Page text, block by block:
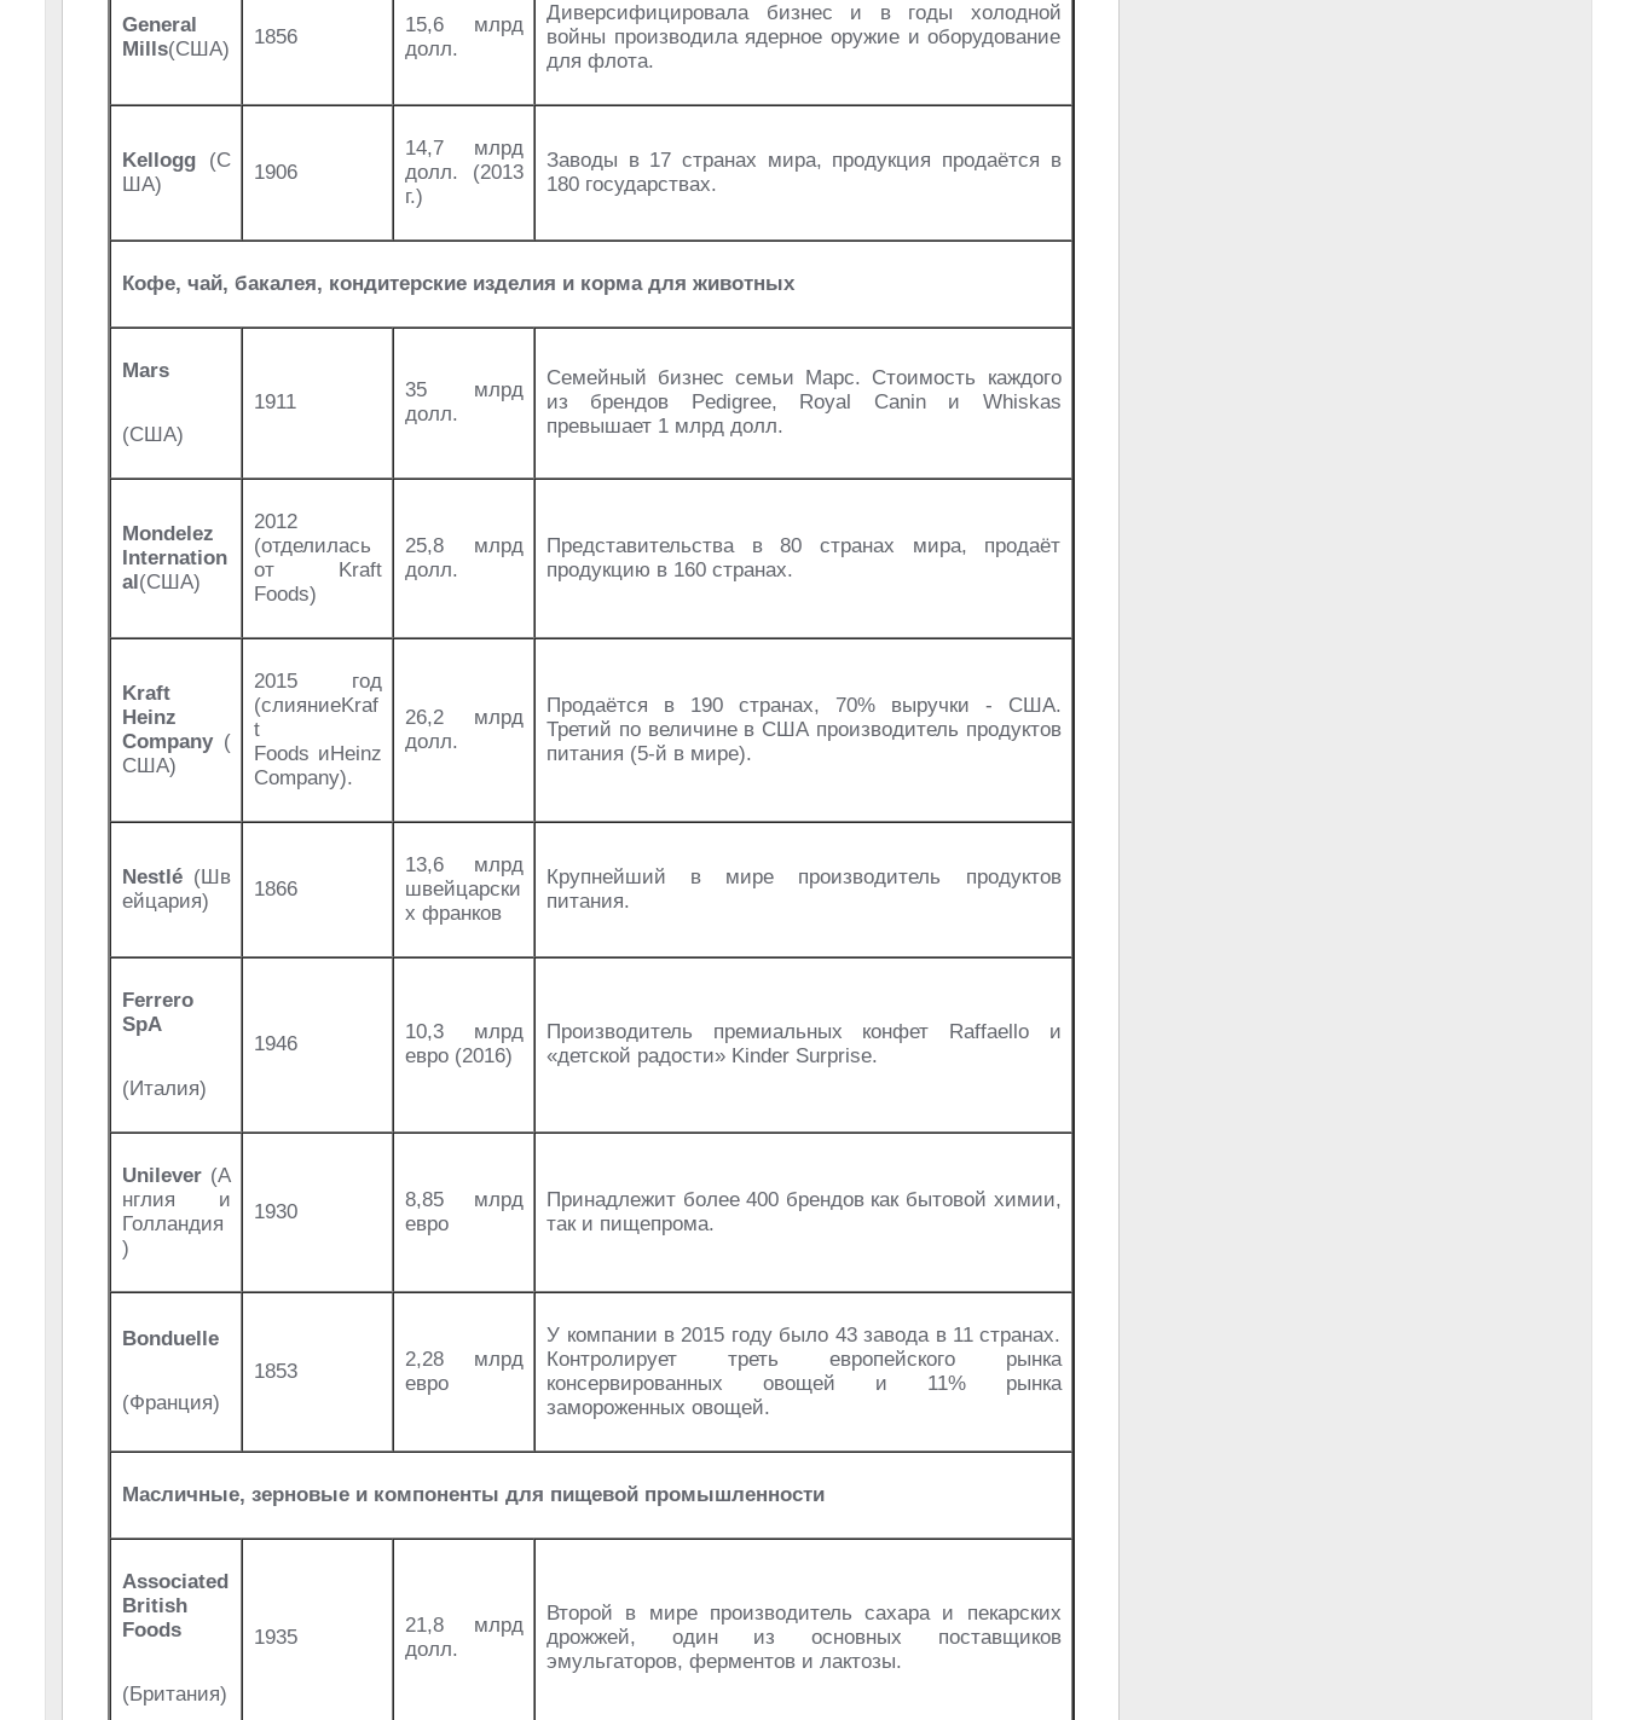
General
Mills(США)
1856
15,6 млрд
долл.
Диверсифицировала бизнес и в годы холодной
войны производила ядерное оружие и оборудование
для флота.
Kellogg (С
ША)
1906
14,7 млрд
долл. (2013
г.)
Заводы в 17 странах мира, продукция продаётся в
180 государствах.
Кофе, чай, бакалея, кондитерские изделия и корма для животных
Mars
(США)
1911
35 млрд
долл.
Семейный бизнес семьи Марс. Стоимость каждого
из брендов Pedigree, Royal Canin и Whiskas
превышает 1 млрд долл.
Mondelez
Internation
al(США)
2012
(отделилась
от Kraft
Foods)
25,8 млрд
долл.
Представительства в 80 странах мира, продаёт
продукцию в 160 странах.
Kraft
Heinz
Company(
США)
2015 год
(слияниеKraf
t
Foods иHeinz
Company).
26,2 млрд
долл.
Продаётся в 190 странах, 70% выручки - США.
Третий по величине в США производитель продуктов
питания (5-й в мире).
Nestlé (Шв
ейцария)
1866
13,6 млрд
швейцарски
х франков
Крупнейший в мире производитель продуктов
питания.
Ferrero
SpA
(Италия)
1946
10,3 млрд
евро (2016)
Производитель премиальных конфет Raffaello и
«детской радости» Kinder Surprise.
Unilever (А
нглия и
Голландия
)
1930
8,85 млрд
евро
Принадлежит более 400 брендов как бытовой химии,
так и пищепрома.
Bonduelle
(Франция)
1853
2,28 млрд
евро
У компании в 2015 году было 43 завода в 11 странах.
Контролирует треть европейского рынка
консервированных овощей и 11% рынка
замороженных овощей.
Масличные, зерновые и компоненты для пищевой промышленности
Associated
British
Foods
(Британия)
1935
21,8 млрд
долл.
Второй в мире производитель сахара и пекарских
дрожжей, один из основных поставщиков
эмульгаторов, ферментов и лактозы.